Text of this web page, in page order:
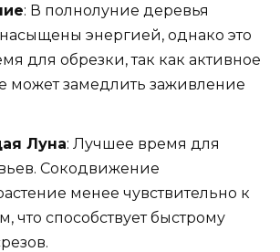
: В полнолуние деревья
энергией, однако это
для обрезки, так как активное
может замедлить заживление
Луна: Лучшее время для
Сокодвижение
менее чувствительно к
что способствует быстрому